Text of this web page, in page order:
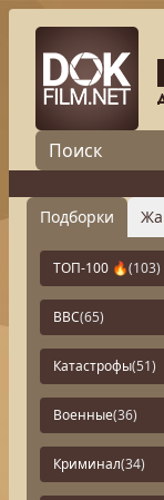
Подборки
ТОП-100 🔥(103)
BBC(65)
Катастрофы(51)
Военные(36)
Криминал(34)